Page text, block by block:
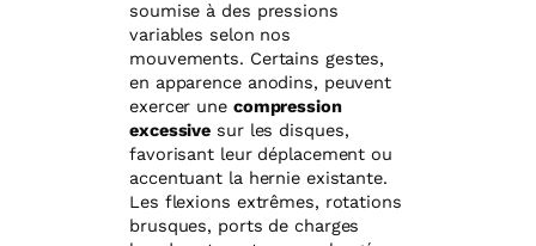
soumise à des pressions
variables selon nos
mouvements. Certains gestes,
en apparence anodins, peuvent
exercer une compression
excessive sur les disques,
favorisant leur déplacement ou
accentuant la hernie existante.
Les flexions extrêmes, rotations
brusques, ports de charges